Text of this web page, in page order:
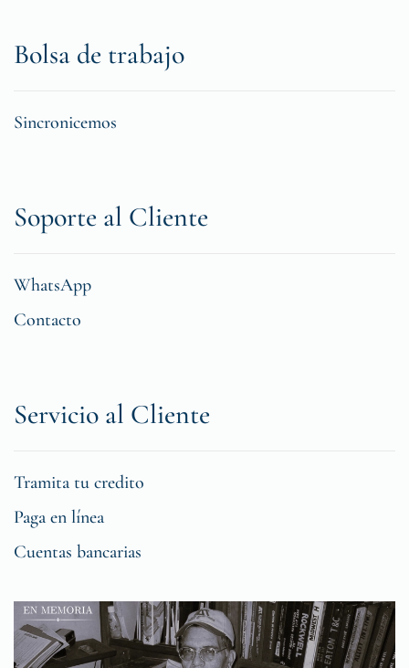
Bolsa de trabajo
Sincronicemos
Soporte al Cliente
WhatsApp
Contacto
Servicio al Cliente
Tramita tu credito
Paga en línea
Cuentas bancarias